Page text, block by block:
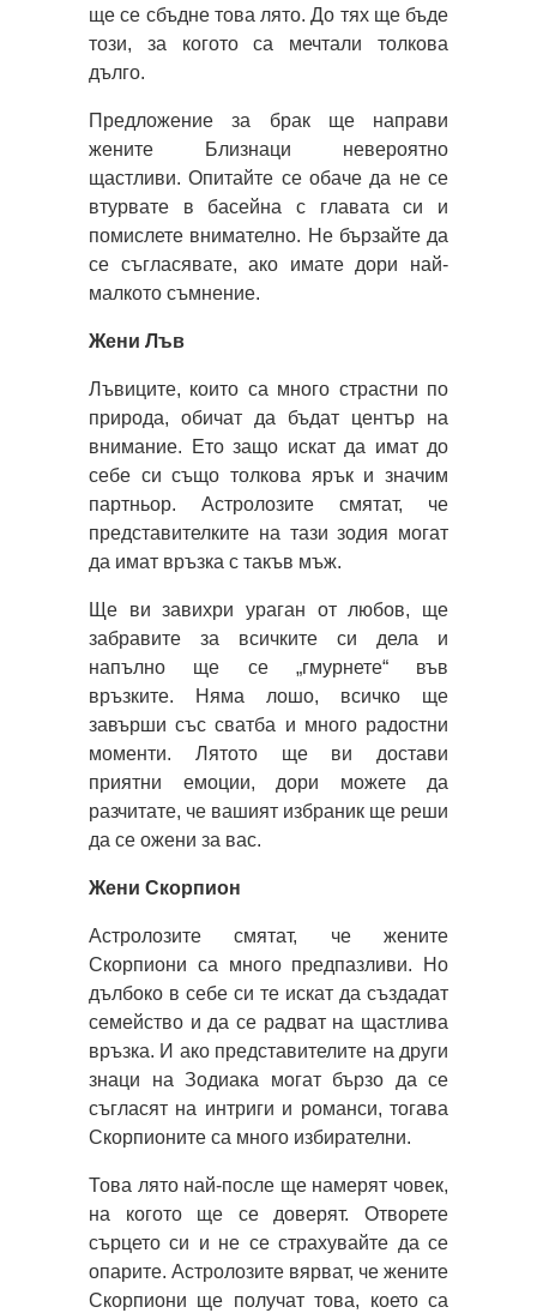
ще се сбъдне това лято. До тях ще бъде
този, за когото са мечтали толкова
дълго.
Предложение за брак ще направи
жените Близнаци невероятно
щастливи. Опитайте се обаче да не се
втурвате в басейна с главата си и
помислете внимателно. Не бързайте да
се съгласявате, ако имате дори най-
малкото съмнение.
Жени Лъв
Лъвиците, които са много страстни по
природа, обичат да бъдат център на
внимание. Ето защо искат да имат до
себе си също толкова ярък и значим
партньор. Астролозите смятат, че
представителките на тази зодия могат
да имат връзка с такъв мъж.
Ще ви завихри ураган от любов, ще
забравите за всичките си дела и
напълно ще се „гмурнете“ във
връзките. Няма лошо, всичко ще
завърши със сватба и много радостни
моменти. Лятото ще ви достави
приятни емоции, дори можете да
разчитате, че вашият избраник ще реши
да се ожени за вас.
Жени Скорпион
Астролозите смятат, че жените
Скорпиони са много предпазливи. Но
дълбоко в себе си те искат да създадат
семейство и да се радват на щастлива
връзка. И ако представителите на други
знаци на Зодиака могат бързо да се
съгласят на интриги и романси, тогава
Скорпионите са много избирателни.
Това лято най-после ще намерят човек,
на когото ще се доверят. Отворете
сърцето си и не се страхувайте да се
опарите. Астролозите вярват, че жените
Скорпиони ще получат това, което са